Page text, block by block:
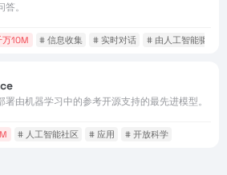
。
万10M # 信息收集 # 实时对话 # 由人工智能驱动的
署由机器学习中的参考开源支持的最先进模型。
# 人工智能社区 # 应用 # 开放科学